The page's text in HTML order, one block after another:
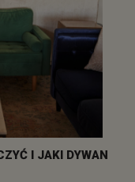
I JAKI DYWAN